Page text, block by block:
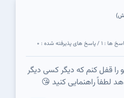
را قفل کنم که دیگر کسی دیگر
لطفاً راهنمایی کنید 😘